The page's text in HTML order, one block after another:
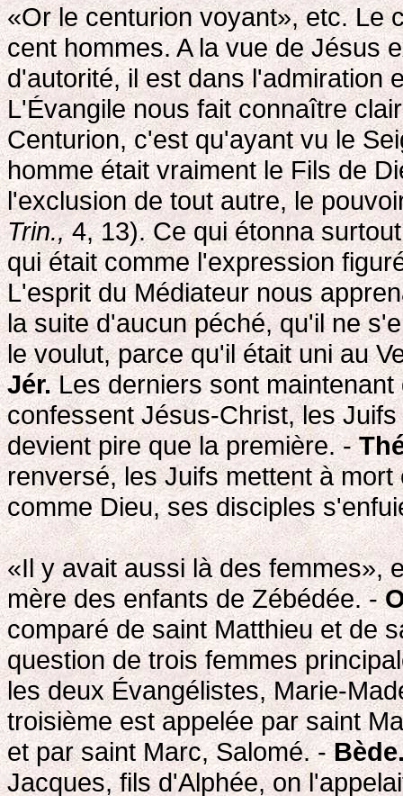
«Or le centurion voyant», etc. Le
cent hommes. A la vue de Jésus
d'autorité, il est dans l'admiration
L'Évangile nous fait connaître
Centurion, c'est qu'ayant vu le
homme était vraiment le Fils de
l'exclusion de tout autre, le
Trin.,4, 13). Ce qui étonna
qui était comme l'expression
L'esprit du Médiateur nous
la suite d'aucun péché, qu'il ne
le voulut, parce qu'il était uni au
Jér.Les derniers sont
confessent Jésus-Christ, les
devient pire que la première. -
renversé, les Juifs mettent à
comme Dieu, ses disciples
«Il y avait aussi là des femmes»,
mère des enfants de Zébédée. -
comparé de saint Matthieu et de
question de trois femmes
les deux Évangélistes, Marie-
troisième est appelée par saint
et par saint Marc, Salomé. -
Jacques, fils d'Alphée, on